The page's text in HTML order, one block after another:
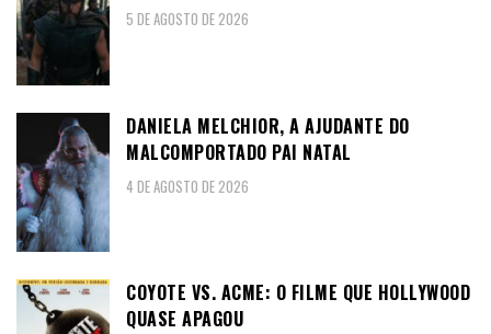
5 DE AGOSTO DE 2026
DANIELA MELCHIOR, A AJUDANTE DO
MALCOMPORTADO PAI NATAL
4 DE AGOSTO DE 2026
COYOTE VS. ACME: O FILME QUE HOLLYWOOD
QUASE APAGOU